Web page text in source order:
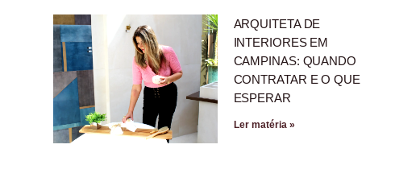
ARQUITETA DE
INTERIORES EM
CAMPINAS: QUANDO
CONTRATAR E O QUE
ESPERAR
Ler matéria »